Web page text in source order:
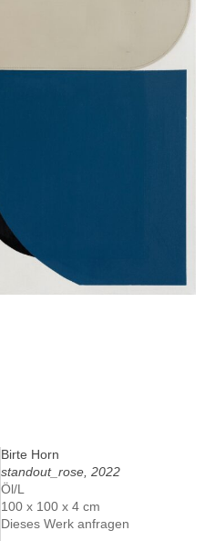
Birte Horn
standout_rose, 2022
Öl/L
100 x 100 x 4 cm
Dieses Werk anfragen